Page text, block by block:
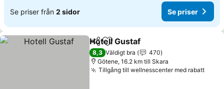
Se priser från 2 sidor Se priser
Dela Lägg till i Mina Favoriter
Hotell Gustaf
8,3 Väldigt bra
470
Götene, 16.2 km till Skara
Tillgång till wellnesscenter med rabatt